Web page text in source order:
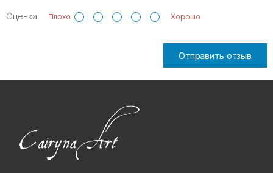
Оценка: Плохо Хорошо
Отправить отзыв